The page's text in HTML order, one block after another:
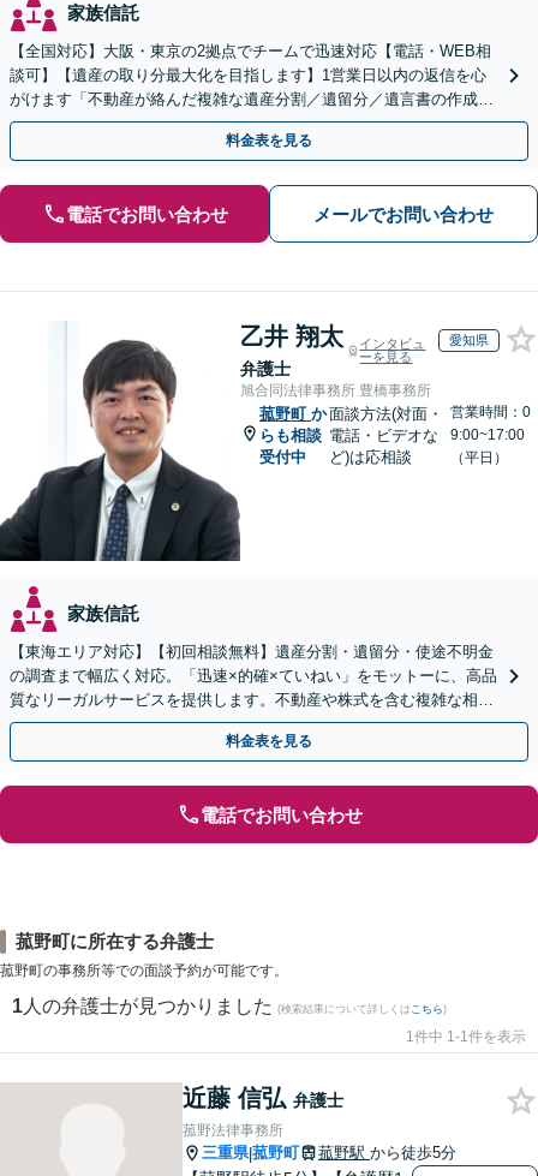
家族信託
【全国対応】大阪・東京の2拠点でチームで迅速対応【電話・WEB相
談可】【遺産の取り分最大化を目指します】1営業日以内の返信を心
がけます「不動産が絡んだ複雑な遺産分割／遺留分／遺言書の作成・
執行／事業承継など、お任せください」【休日相談あり】
料金表を見る
電話でお問い合わせ メールでお問い合わせ
乙井 翔太
弁護士
インタビュ
ーを見る
愛知県
旭合同法律事務所 豊橋事務所
菰野町 か
らも相談
受付中
面談方法(対面・
電話・ビデオな
ど)は応相談
営業時間：0
9:00~17:00
（平日）
家族信託
【東海エリア対応】【初回相談無料】遺産分割・遺留分・使途不明金
の調査まで幅広く対応。「迅速×的確×ていねい」をモットーに、高品
質なリーガルサービスを提供します。不動産や株式を含む複雑な相続
もお任せください【休日・夜間対応OK】
料金表を見る
電話でお問い合わせ
菰野町に所在する弁護士
菰野町の事務所等での面談予約が可能です。
1 人の弁護士が見つかりました (検索結果について詳しくは こちら)
1件中 1-1件を表示
近藤 信弘 弁護士
菰野法律事務所
三重県|菰野町 菰野駅 から徒歩5分